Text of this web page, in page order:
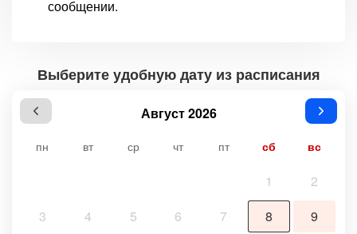
сообщении.
Выберите удобную дату из расписания
Август 2026
пн вт ср чт пт сб вс
1
2
3
4 5 6 7 8
9